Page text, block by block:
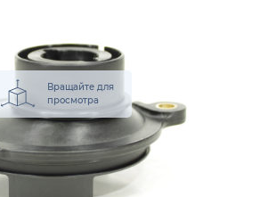
Вращайте для
просмотра